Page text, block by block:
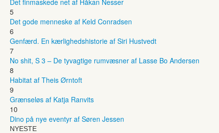
5
Det gode menneske af Keld Conradsen
6
Genfærd. En kærlighedshistorie af Siri Hustvedt
7
No shit, S 3 – De tyvagtige rumvæsner af Lasse Bo Andersen
8
Habitat af Theis Ørntoft
9
Grænseløs af Katja Ranvits
10
Dino på nye eventyr af Søren Jessen
NYESTE